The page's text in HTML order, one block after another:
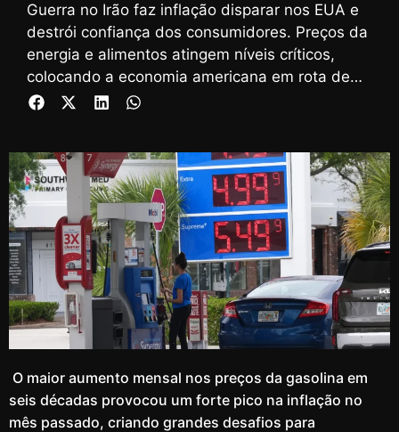
Guerra no Irão faz inflação disparar nos EUA e
destrói confiança dos consumidores. Preços da
energia e alimentos atingem níveis críticos,
colocando a economia americana em rota de
colisão.
O maior aumento mensal nos preços da gasolina em
seis décadas provocou um forte pico na inflação no
mês passado, criando grandes desafios para